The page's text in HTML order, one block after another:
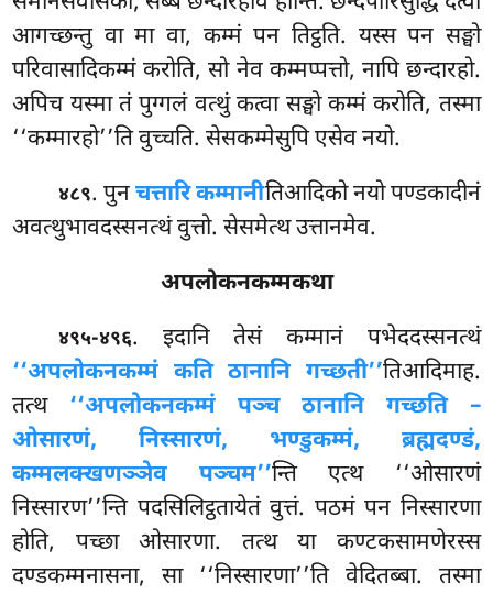
आगच्छन्तु वा मा वा, कम्मं पन तिट्ठति. यस्सपन सङ्घो
परिवासादिकम्मं करोति, सो नेव कम्मप्पत्तो, नापि छन्दारहो.
अपिच यस्मा तं पुग्गलं वत्थुं कत्वा सङ्घो कम्मं करोति, तस्मा
‘‘कम्मारहो’’ति वुच्चति. सेसकम्मेसुपि एसेव नयो.
४८९. पुनचत्तारि कम्मानीतिआदिको नयो पण्डकादीनं
अवत्थुभावदस्सनत्थं वुत्तो. सेसमेत्थ उत्तानमेव.
अपलोकनकम्मकथा
४९५-४९६. इदानि तेसं कम्मानं पभेददस्सनत्थं
‘‘अपलोकनकम्मं कति ठानानि गच्छती’’तिआदिमाह.
तत्थ ‘‘अपलोकनकम्मं पञ्च ठानानि गच्छति –
ओसारणं, निस्सारणं, भण्डुकम्मं, ब्रह्मदण्डं,
कम्मलक्खणञ्ञेव पञ्चम’’न्ति एत्थ ‘‘ओसारणं
निस्सारण’’न्ति पदसिलिट्ठतायेतं वुत्तं. पठमं पन निस्सारणा
होति, पच्छा ओसारणा. तत्थ या कण्टकसामणेरस्स
दण्डकम्मनासना, सा ‘‘निस्सारणा’’ति वेदितब्बा. तस्मा